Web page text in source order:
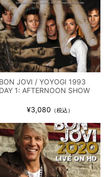
BON JOVI / YOYOGI 1993
DAY 1: AFTERNOON SHOW
¥3,080 （税込）